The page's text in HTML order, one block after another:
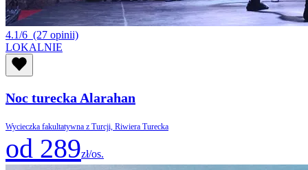
4.1/6 (27 opinii)
LOKALNIE
Noc turecka Alarahan
Wycieczka fakultatywna z Turcji, Riwiera Turecka
od 289zł/os.